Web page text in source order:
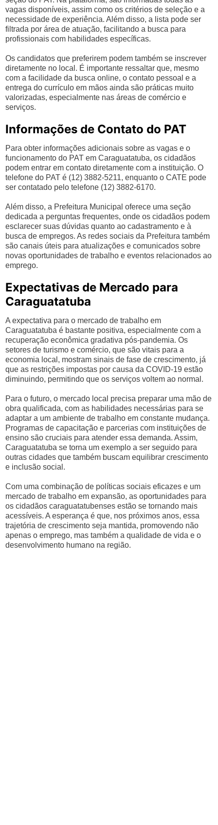
vagas disponíveis, assim como os critérios de seleção e a
necessidade de experiência. Além disso, a lista pode ser
filtrada por área de atuação, facilitando a busca para
profissionais com habilidades específicas.
Os candidatos que preferirem podem também se inscrever
diretamente no local. É importante ressaltar que, mesmo
com a facilidade da busca online, o contato pessoal e a
entrega do currículo em mãos ainda são práticas muito
valorizadas, especialmente nas áreas de comércio e
serviços.
Informações de Contato do PAT
Para obter informações adicionais sobre as vagas e o
funcionamento do PAT em Caraguatatuba, os cidadãos
podem entrar em contato diretamente com a instituição. O
telefone do PAT é (12) 3882-5211, enquanto o CATE pode
ser contatado pelo telefone (12) 3882-6170.
Além disso, a Prefeitura Municipal oferece uma seção
dedicada a perguntas frequentes, onde os cidadãos podem
esclarecer suas dúvidas quanto ao cadastramento e à
busca de empregos. As redes sociais da Prefeitura também
são canais úteis para atualizações e comunicados sobre
novas oportunidades de trabalho e eventos relacionados ao
emprego.
Expectativas de Mercado para
Caraguatatuba
A expectativa para o mercado de trabalho em
Caraguatatuba é bastante positiva, especialmente com a
recuperação econômica gradativa pós-pandemia. Os
setores de turismo e comércio, que são vitais para a
economia local, mostram sinais de fase de crescimento, já
que as restrições impostas por causa da COVID-19 estão
diminuindo, permitindo que os serviços voltem ao normal.
Para o futuro, o mercado local precisa preparar uma mão de
obra qualificada, com as habilidades necessárias para se
adaptar a um ambiente de trabalho em constante mudança.
Programas de capacitação e parcerias com instituições de
ensino são cruciais para atender essa demanda. Assim,
Caraguatatuba se torna um exemplo a ser seguido para
outras cidades que também buscam equilibrar crescimento
e inclusão social.
Com uma combinação de políticas sociais eficazes e um
mercado de trabalho em expansão, as oportunidades para
os cidadãos caraguatatubenses estão se tornando mais
acessíveis. A esperança é que, nos próximos anos, essa
trajetória de crescimento seja mantida, promovendo não
apenas o emprego, mas também a qualidade de vida e o
desenvolvimento humano na região.